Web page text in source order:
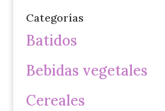
Categorías
Batidos
Bebidas vegetales
Cereales